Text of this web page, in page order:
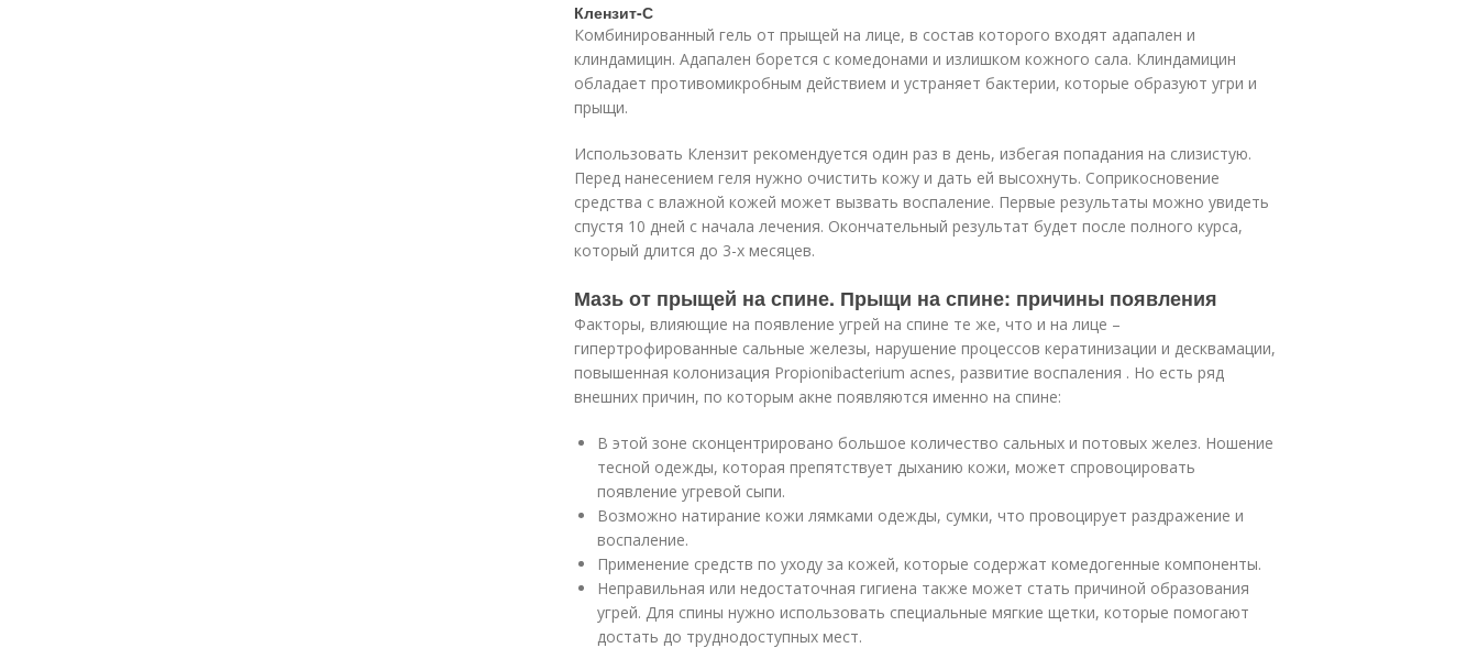
Клензит-С
Комбинированный гель от прыщей на лице, в состав которого входят адапален и
клиндамицин. Адапален борется с комедонами и излишком кожного сала. Клиндамицин
обладает противомикробным действием и устраняет бактерии, которые образуют угри и
прыщи.
Использовать Клензит рекомендуется один раз в день, избегая попадания на слизистую.
Перед нанесением геля нужно очистить кожу и дать ей высохнуть. Соприкосновение
средства с влажной кожей может вызвать воспаление. Первые результаты можно увидеть
спустя 10 дней с начала лечения. Окончательный результат будет после полного курса,
который длится до 3-х месяцев.
Мазь от прыщей на спине. Прыщи на спине: причины появления
Факторы, влияющие на появление угрей на спине те же, что и на лице –
гипертрофированные сальные железы, нарушение процессов кератинизации и десквамации,
повышенная колонизация Propionibacterium acnes, развитие воспаления . Но есть ряд
внешних причин, по которым акне появляются именно на спине:
В этой зоне сконцентрировано большое количество сальных и потовых желез. Ношение
тесной одежды, которая препятствует дыханию кожи, может спровоцировать
появление угревой сыпи.
Возможно натирание кожи лямками одежды, сумки, что провоцирует раздражение и
воспаление.
Применение средств по уходу за кожей, которые содержат комедогенные компоненты.
Неправильная или недостаточная гигиена также может стать причиной образования
угрей. Для спины нужно использовать специальные мягкие щетки, которые помогают
достать до труднодоступных мест.